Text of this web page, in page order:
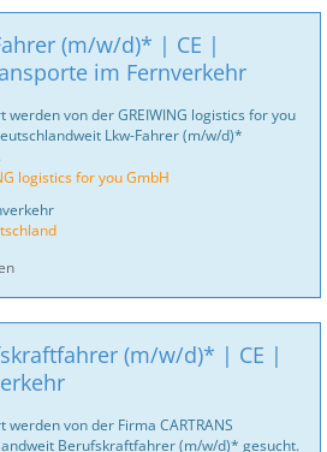
(m/w/d)* | CE |
im Fernverkehr
werden von der GREIWING logistics for you
Lkw-Fahrer (m/w/d)*
logistics for you GmbH
(m/w/d)* | CE |
werden von der Firma CARTRANS
Berufskraftfahrer (m/w/d)* gesucht.